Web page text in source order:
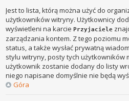
Jest to lista, którą można użyć do
użytkowników witryny. Użytkownicy
wyświetleni na karciePrzyjaciele
zarządzania kontem. Z tego poziomu
status, a także wysłać prywatną
stylu witryny, posty tych użytkowników
użytkownik zostanie dodany do listy
niego napisane domyślnie nie będą
Góra